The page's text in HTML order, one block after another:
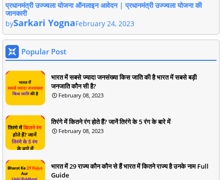
प्रधानमंत्री उज्ज्वला योजना ऑनलाइन आवेदन | प्रधानमंत्री उज्ज्वला योजना की
जानकारी
bySarkari YognaFebruary 24, 2023
Popular Post
भारत में सबसे ज्यादा जनसंख्या किस जाति की है भारत में सबसे बड़ी
जनजाति कौन सी है?
February 08, 2023
तिरंगे में कितने रंग होते हैं? जानें तिरंगे के 5 रंग के बारे में
February 08, 2023
भारत में 29 राज्य कौन कौन से हैं भारत में कितने राज्य है उनके नाम Full
Guide